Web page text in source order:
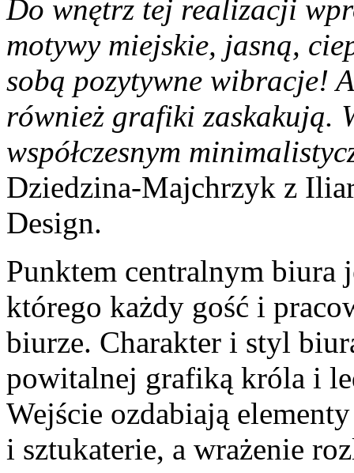
Do wnętrz tej realizacji
motywy miejskie, jasną,
sobą pozytywne wibracje!
również grafiki zaskakują.
współczesnym
Dziedzina-Majchrzyk z
Design.
Punktem centralnym biura
którego każdy gość i
biurze. Charakter i styl
powitalnej grafiką króla i
Wejście ozdabiają
i sztukaterie, a wrażenie